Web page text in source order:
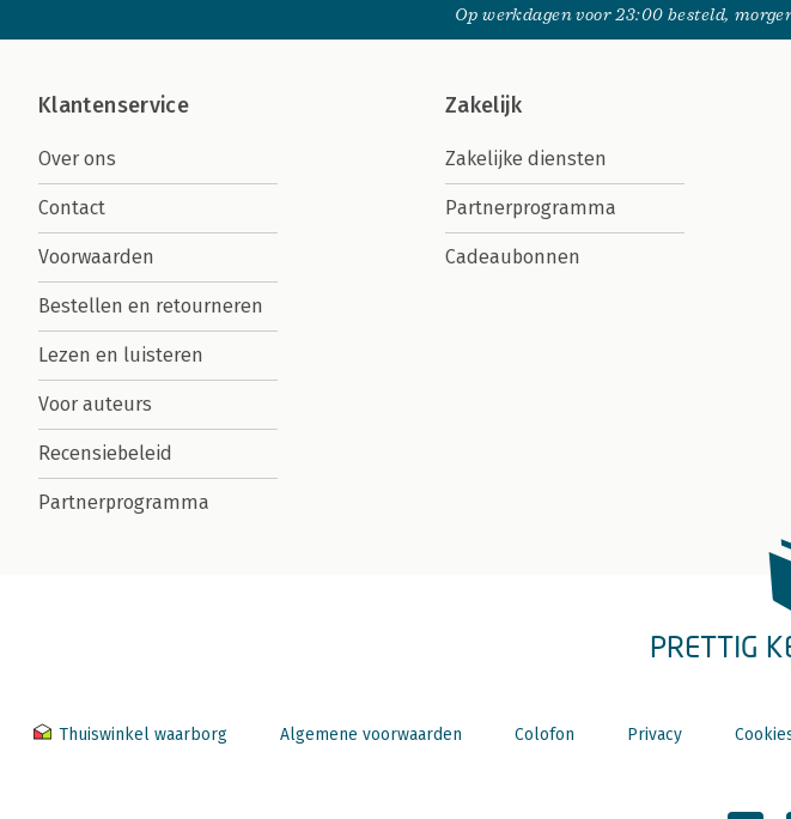
Op werkdagen voor 23:00 besteld,
Klantenservice
Over ons
Contact
Voorwaarden
Bestellen en retourneren
Lezen en luisteren
Voor auteurs
Recensiebeleid
Partnerprogramma
Zakelijk
Zakelijke diensten
Partnerprogramma
Cadeaubonnen
PRETTIG
Thuiswinkel waarborg Algemene voorwaarden Colofon Privacy